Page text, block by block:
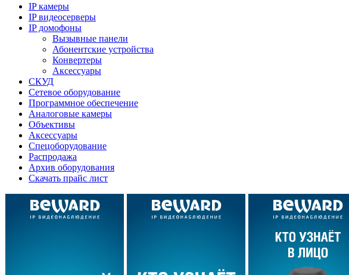
IP камеры
IP видеосерверы
IP домофоны
Вызывные панели
Абонентские устройства
Конвертеры
Аксессуары
СКУД
Сетевое оборудование
Программное обеспечение
Аналоговые камеры
Объективы
Аксессуары
Спецоборудование
Распродажа
Архив оборудования
Скачать прайс лист